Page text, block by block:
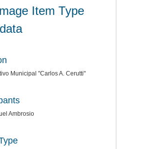
Item Type
Municipal "Carlos A. Cerutti"
Ambrosio